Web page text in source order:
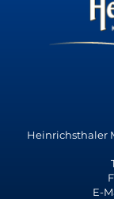
Heinrichsthaler
E-